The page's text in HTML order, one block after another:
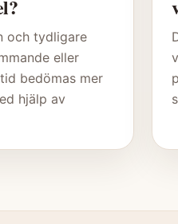
och tydligare
eller
bedömas mer
hjälp av